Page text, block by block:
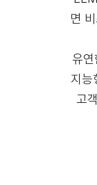
면
유연
지능
고